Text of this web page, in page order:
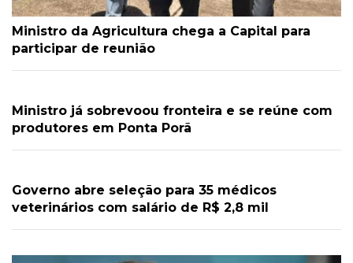
Ministro da Agricultura chega a Capital para
participar de reunião
Ministro já sobrevoou fronteira e se reúne com
produtores em Ponta Porã
Governo abre seleção para 35 médicos
veterinários com salário de R$ 2,8 mil